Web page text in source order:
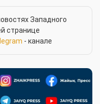
Западного
странице
- канале